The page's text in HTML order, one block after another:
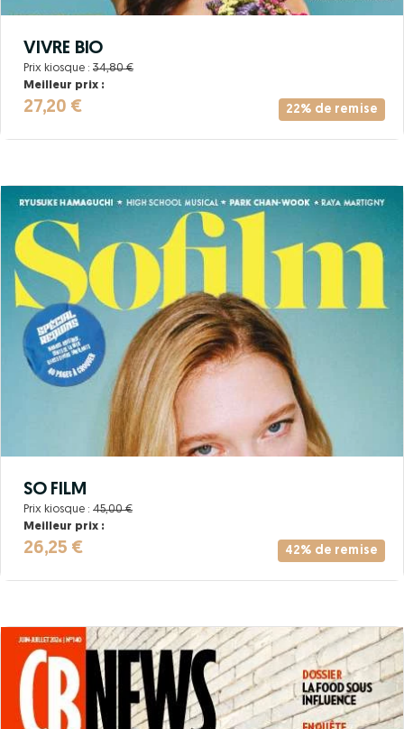
22% de remise
VIVRE BIO
Prix kiosque : 34,80 €
Meilleur prix :
27,20 €
42% de remise
SO FILM
Prix kiosque : 45,00 €
Meilleur prix :
26,25 €